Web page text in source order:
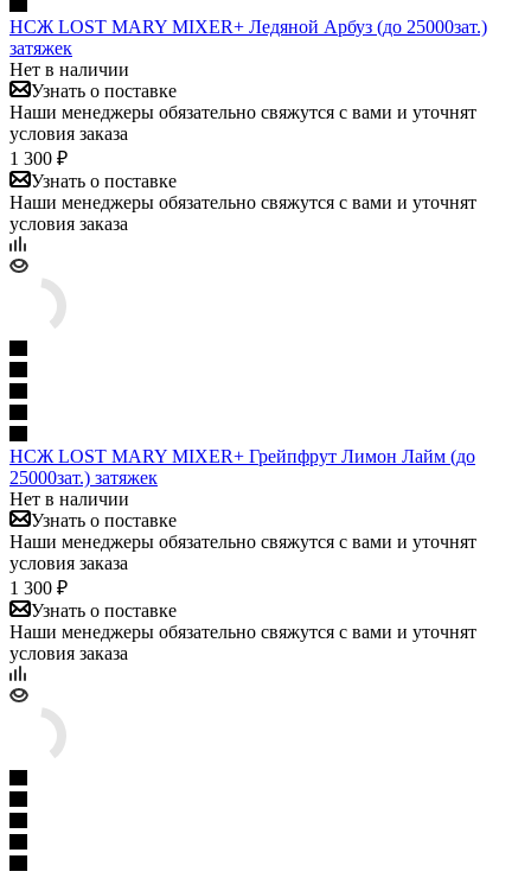
НСЖ LOST MARY MIXER+ Ледяной Арбуз (до 25000зат.)
затяжек
Нет в наличии
Узнать о поставке
Наши менеджеры обязательно свяжутся с вами и уточнят
условия заказа
1 300 ₽
Узнать о поставке
Наши менеджеры обязательно свяжутся с вами и уточнят
условия заказа
НСЖ LOST MARY MIXER+ Грейпфрут Лимон Лайм (до
25000зат.) затяжек
Нет в наличии
Узнать о поставке
Наши менеджеры обязательно свяжутся с вами и уточнят
условия заказа
1 300 ₽
Узнать о поставке
Наши менеджеры обязательно свяжутся с вами и уточнят
условия заказа